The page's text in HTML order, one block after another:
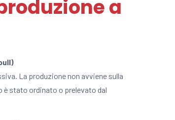
a
La produzione non avviene sulla
è stato ordinato o prelevato dal